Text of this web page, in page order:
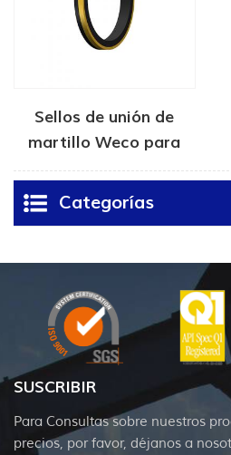
Sellos de unión de
martillo Weco para
petróleo y gas
Categorías
SUSCRIBIR
Para Consultas sobre nuestros
precios, por favor, déjanos a